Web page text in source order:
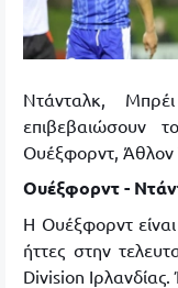
Ντάνταλκ,
επιβεβαιώσουν
Ουέξφορντ, Άθλον
Ουέξφορντ -
Η Ουέξφορντ
ήττες στην
Division